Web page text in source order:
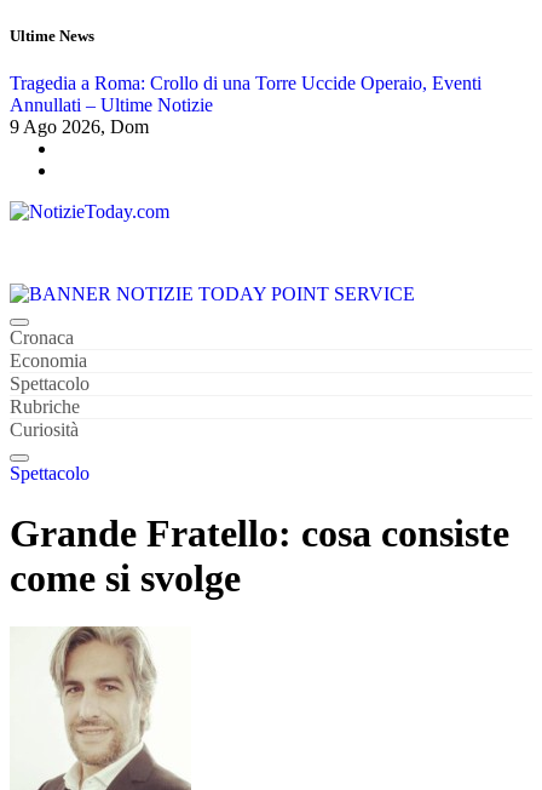
Salta
contenuto
Ultime News
Tragedia a Roma: Crollo di una Torre Uccide Operaio, Eventi
Annullati – Ultime Notizie
9 Ago 2026, Dom
Cronaca
Economia
Spettacolo
Rubriche
Curiosità
Spettacolo
Grande Fratello: cosa consiste
come si svolge